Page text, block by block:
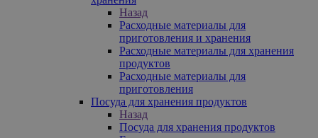
Назад
Расходные материалы для
приготовления и хранения
Расходные материалы для хранения
продуктов
Расходные материалы для
приготовления
Посуда для хранения продуктов
Назад
Посуда для хранения продуктов